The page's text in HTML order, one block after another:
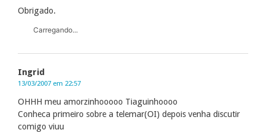
Obrigado.
Carregando...
Ingrid
13/03/2007 em 22:57
OHHH meu amorzinhooooo Tiaguinhoooo
Conheca primeiro sobre a telemar(OI) depois venha discutir
comigo viuu